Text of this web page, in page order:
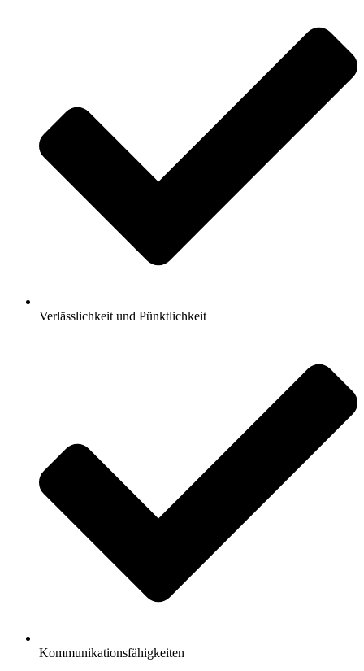
Verlässlichkeit und Pünktlichkeit
Kommunikationsfähigkeiten